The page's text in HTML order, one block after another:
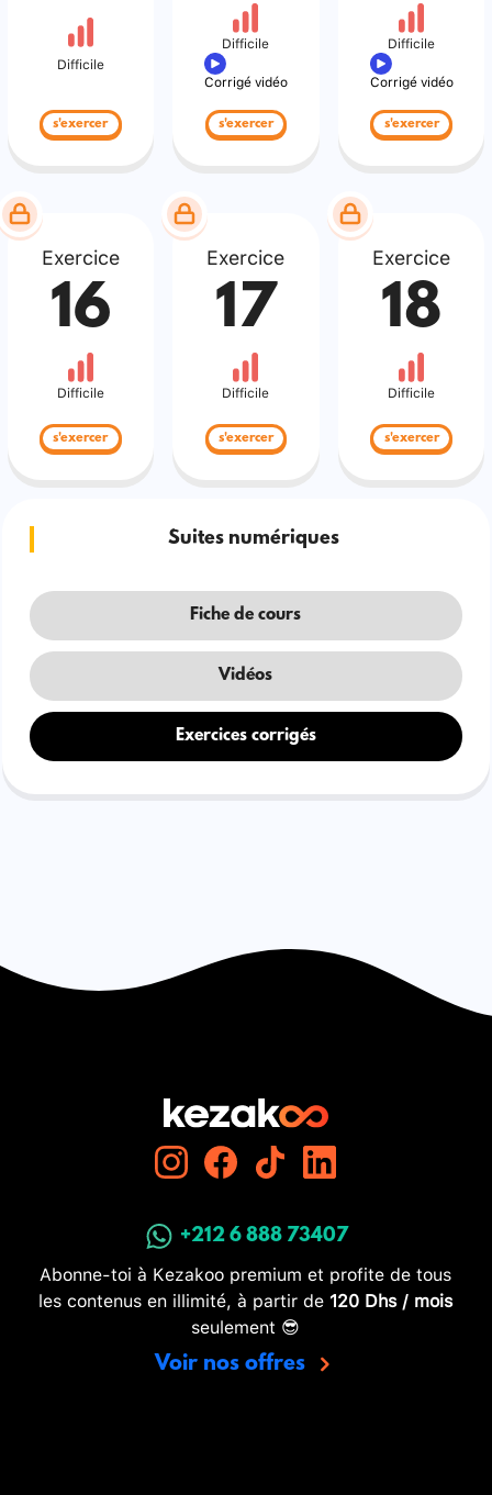
Difficile
s'exercer
Difficile
Corrigé vidéo
s'exercer
Difficile
Corrigé vidéo
s'exercer
Exercice
16
Difficile
s'exercer
Exercice
17
Difficile
s'exercer
Exercice
18
Difficile
s'exercer
Suites numériques
Fiche de cours
Vidéos
Exercices corrigés
+212 6 888 73407
Abonne-toi à Kezakoo premium et profite de tous
les contenus en illimité, à partir de 120 Dhs / mois
seulement 😎
Voir nos offres